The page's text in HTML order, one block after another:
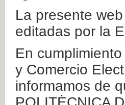
La presente
editadas por la
En
y Comercio
informamos de